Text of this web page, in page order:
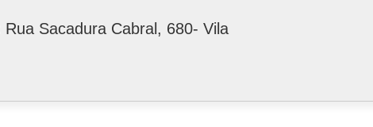
Rua Sacadura Cabral, 680- Vila